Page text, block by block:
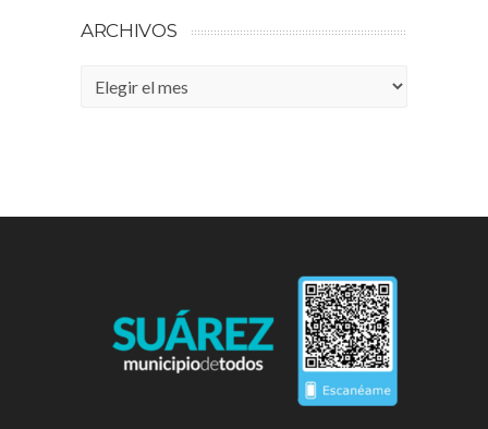
ARCHIVOS
Archivos